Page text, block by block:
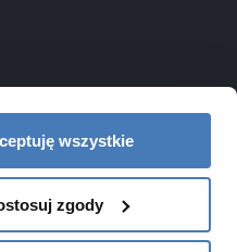
wszystkie
zgody